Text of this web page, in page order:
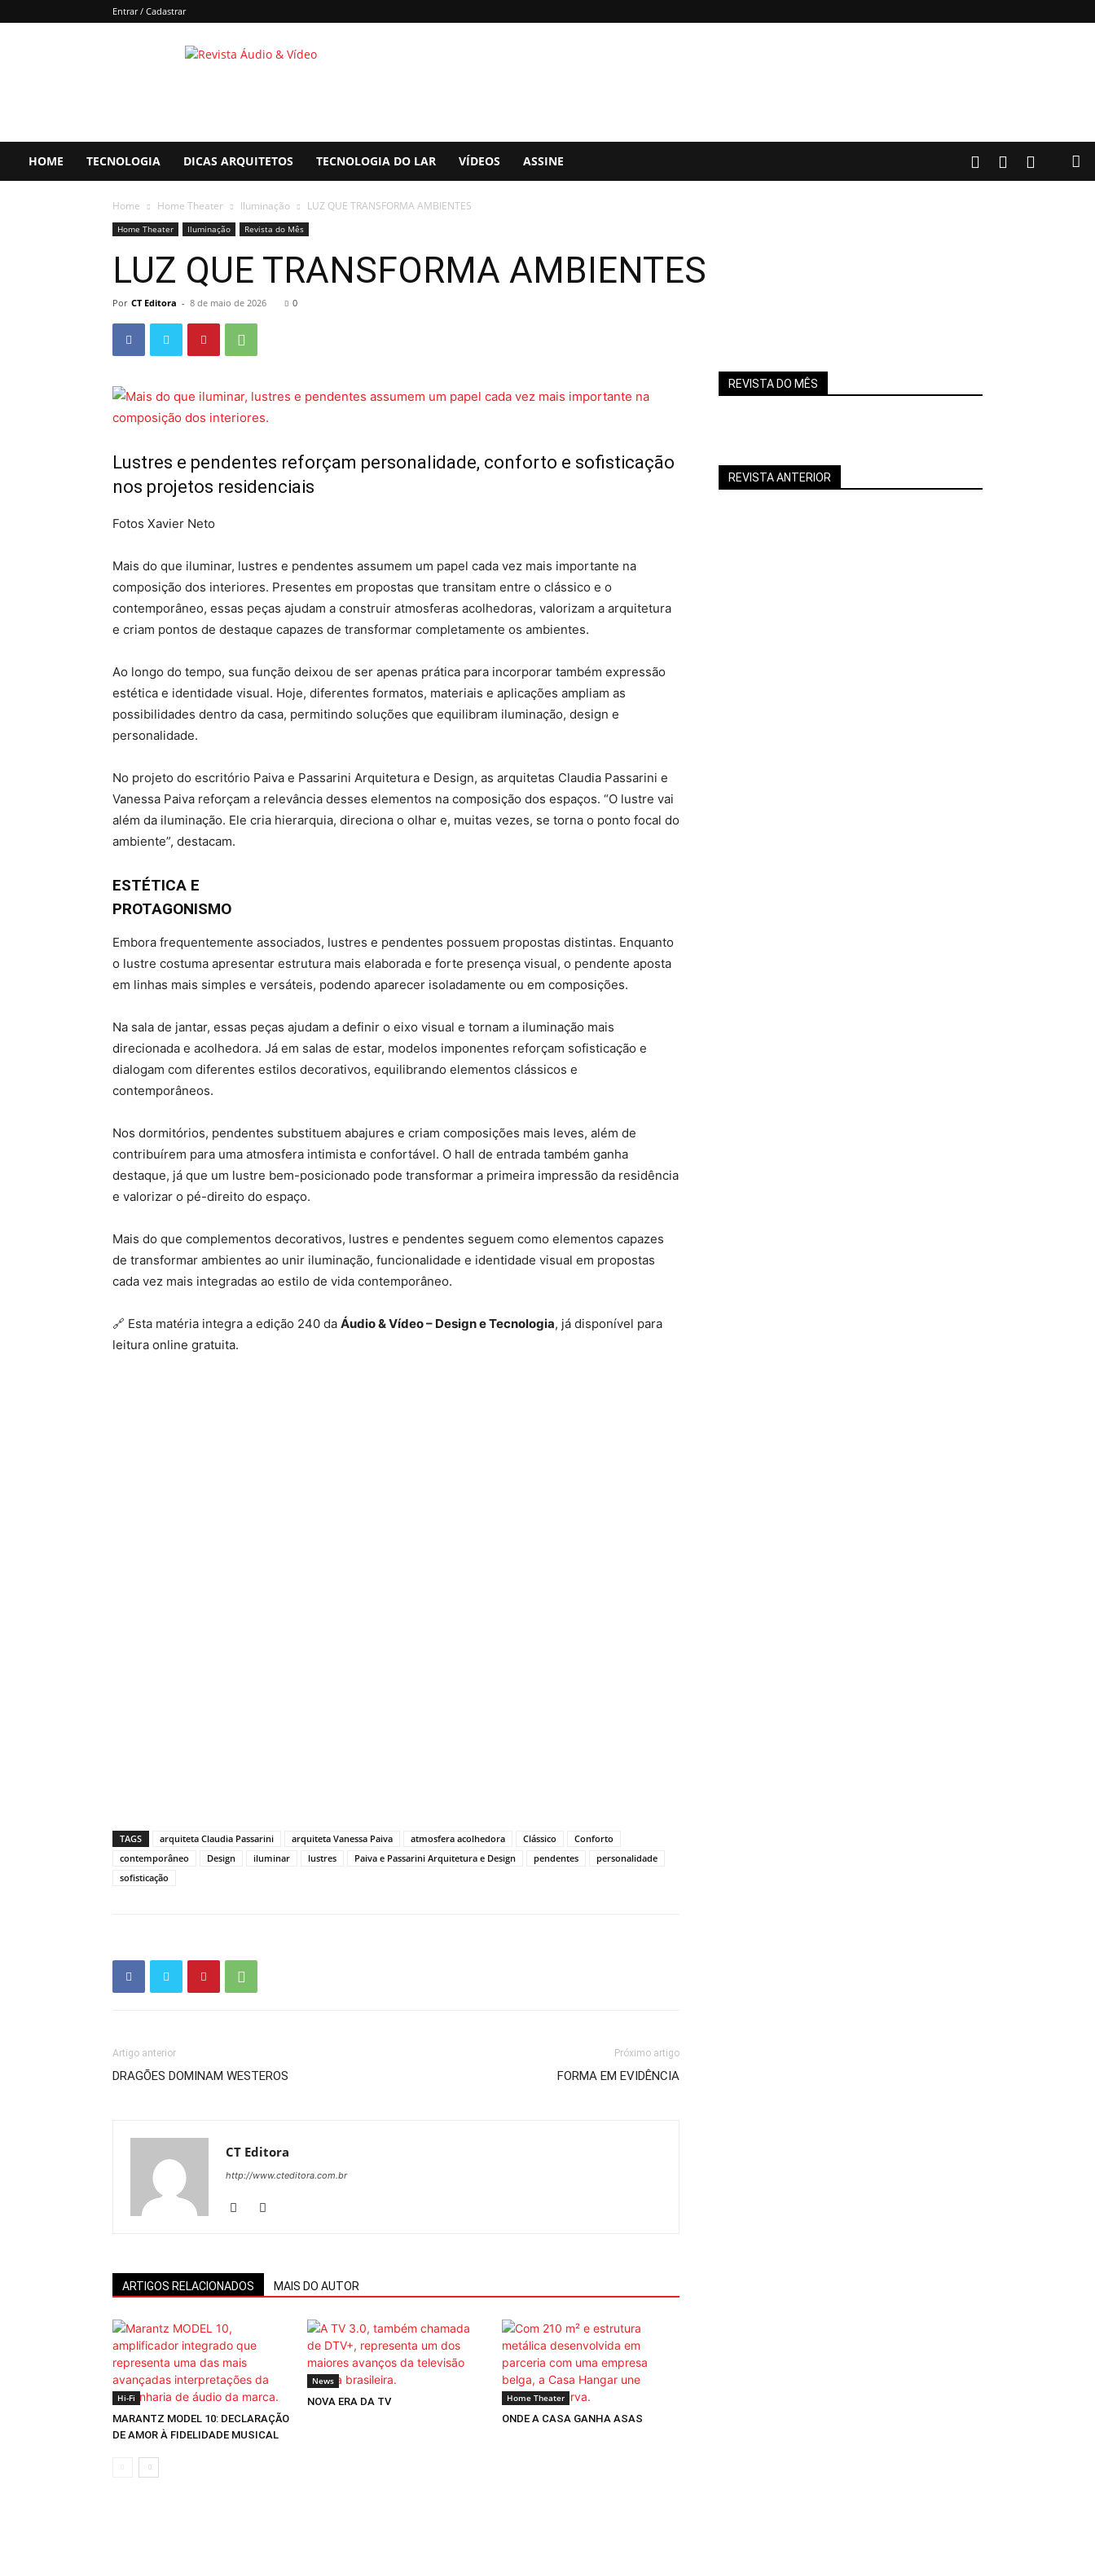
Entrar / Cadastrar
HOME TECNOLOGIA DICAS ARQUITETOS TECNOLOGIA DO LAR VÍDEOS ASSINE
Home Home Theater Iluminação LUZ QUE TRANSFORMA AMBIENTES
Home Theater Iluminação Revista do Mês
LUZ QUE TRANSFORMA AMBIENTES
Por CT Editora - 8 de maio de 2026 0
Lustres e pendentes reforçam personalidade, conforto e sofisticação
nos projetos residenciais
Fotos Xavier Neto
Mais do que iluminar, lustres e pendentes assumem um papel cada vez mais importante na
composição dos interiores. Presentes em propostas que transitam entre o clássico e o
contemporâneo, essas peças ajudam a construir atmosferas acolhedoras, valorizam a arquitetura
e criam pontos de destaque capazes de transformar completamente os ambientes.
Ao longo do tempo, sua função deixou de ser apenas prática para incorporar também expressão
estética e identidade visual. Hoje, diferentes formatos, materiais e aplicações ampliam as
possibilidades dentro da casa, permitindo soluções que equilibram iluminação, design e
personalidade.
No projeto do escritório Paiva e Passarini Arquitetura e Design, as arquitetas Claudia Passarini e
Vanessa Paiva reforçam a relevância desses elementos na composição dos espaços. “O lustre vai
além da iluminação. Ele cria hierarquia, direciona o olhar e, muitas vezes, se torna o ponto focal do
ambiente”, destacam.
ESTÉTICA E
PROTAGONISMO
Embora frequentemente associados, lustres e pendentes possuem propostas distintas. Enquanto
o lustre costuma apresentar estrutura mais elaborada e forte presença visual, o pendente aposta
em linhas mais simples e versáteis, podendo aparecer isoladamente ou em composições.
Na sala de jantar, essas peças ajudam a definir o eixo visual e tornam a iluminação mais
direcionada e acolhedora. Já em salas de estar, modelos imponentes reforçam sofisticação e
dialogam com diferentes estilos decorativos, equilibrando elementos clássicos e
contemporâneos.
Nos dormitórios, pendentes substituem abajures e criam composições mais leves, além de
contribuírem para uma atmosfera intimista e confortável. O hall de entrada também ganha
destaque, já que um lustre bem-posicionado pode transformar a primeira impressão da residência
e valorizar o pé-direito do espaço.
Mais do que complementos decorativos, lustres e pendentes seguem como elementos capazes
de transformar ambientes ao unir iluminação, funcionalidade e identidade visual em propostas
cada vez mais integradas ao estilo de vida contemporâneo.
🔗 Esta matéria integra a edição 240 da Áudio & Vídeo – Design e Tecnologia, já disponível para
leitura online gratuita.
TAGS arquiteta Claudia Passarini arquiteta Vanessa Paiva atmosfera acolhedora Clássico
Conforto
contemporâneo
Design iluminar lustres Paiva e Passarini Arquitetura e Design pendentes
personalidade
sofisticação
Artigo anterior
DRAGÕES DOMINAM WESTEROS
Próximo artigo
FORMA EM EVIDÊNCIA
CT Editora
http://www.cteditora.com.br
ARTIGOS RELACIONADOS MAIS DO AUTOR
Hi-Fi
MARANTZ MODEL 10: DECLARAÇÃO
DE AMOR À FIDELIDADE MUSICAL
News
NOVA ERA DA TV Home Theater
ONDE A CASA GANHA ASAS
REVISTA DO MÊS
REVISTA ANTERIOR